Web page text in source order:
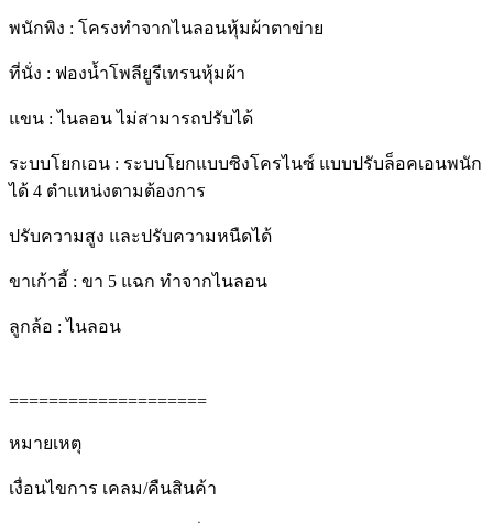
พนักพิง : โครงทำจากไนลอนหุ้มผ้าตาข่าย
ที่นั่ง : ฟองน้ำโพลียูรีเทรนหุ้มผ้า
แขน : ไนลอน ไม่สามารถปรับได้
ระบบโยกเอน : ระบบโยกแบบซิงโครไนซ์ แบบปรับล็อคเอนพนัก
ได้ 4 ตำแหน่งตามต้องการ
ปรับความสูง และปรับความหนืดได้
ขาเก้าอี้ : ขา 5 แฉก ทำจากไนลอน
ลูกล้อ : ไนลอน
====================
หมายเหตุ
เงื่อนไขการ เคลม/คืนสินค้า